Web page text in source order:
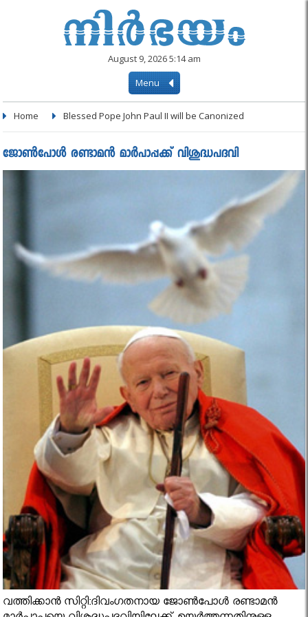
August 9, 2026 5:14 am
Menu
Home Blessed Pope John Paul II will be Canonized
ജോണ്‍പോള്‍ രണ്ടാമന്‍ മാര്‍പാപ്പക്ക് വിശുദ്ധപദവി
വത്തിക്കാന്‍ സിറ്റി:ദിവംഗതനായ ജോണ്‍പോള്‍ രണ്ടാമന്‍